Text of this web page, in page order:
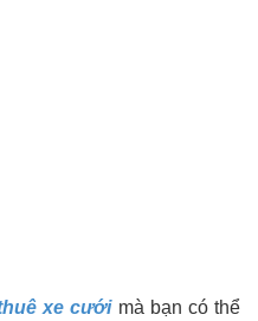
xe cưới mà bạn có thể